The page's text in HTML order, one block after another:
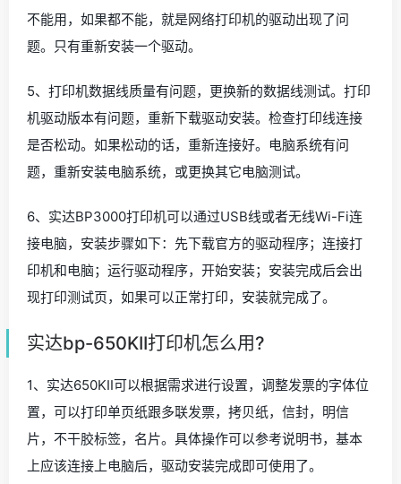
不能用，如果都不能，就是网络打印机的驱动出现了问
题。只有重新安装一个驱动。
5、打印机数据线质量有问题，更换新的数据线测试。打印
机驱动版本有问题，重新下载驱动安装。检查打印线连接
是否松动。如果松动的话，重新连接好。电脑系统有问
题，重新安装电脑系统，或更换其它电脑测试。
6、实达BP3000打印机可以通过USB线或者无线Wi-Fi连
接电脑，安装步骤如下：先下载官方的驱动程序；连接打
印机和电脑；运行驱动程序，开始安装；安装完成后会出
现打印测试页，如果可以正常打印，安装就完成了。
实达bp-650KII打印机怎么用?
1、实达650KII可以根据需求进行设置，调整发票的字体位
置，可以打印单页纸跟多联发票，拷贝纸，信封，明信
片，不干胶标签，名片。具体操作可以参考说明书，基本
上应该连接上电脑后，驱动安装完成即可使用了。